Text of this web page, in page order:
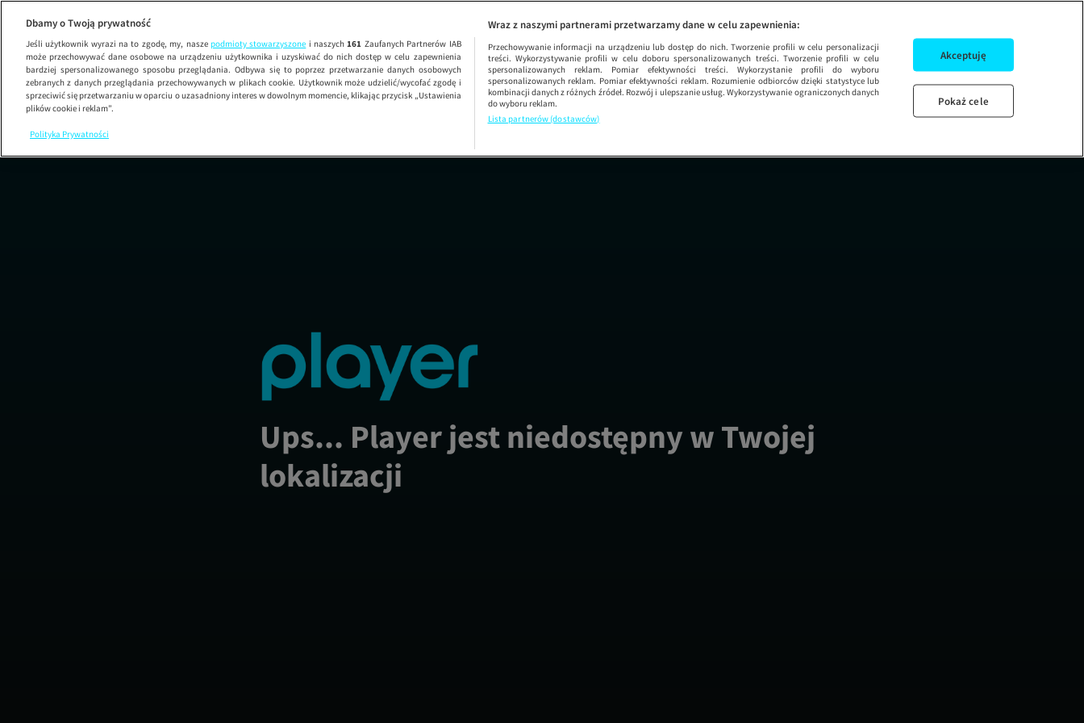
Dzień Dobry TVN
SEZON 46 DZIEŃ DOBRY TVN
Ups... Player jest niedostępny w Twojej
lokalizacji
Dbamy o Twoją prywatność
Jeśli użytkownik wyrazi na to zgodę, my, nasze podmioty stowarzyszone i naszych161 Zaufanych Partnerów IAB
może przechowywać dane osobowe na urządzeniu użytkownika i uzyskiwać do nich dostęp w celu zapewnienia
bardziej spersonalizowanego sposobu przeglądania. Odbywa się to poprzez przetwarzanie danych osobowych
zebranych z danych przeglądania przechowywanych w plikach cookie. Użytkownik może udzielić/wycofać zgodę i
sprzeciwić się przetwarzaniu w oparciu o uzasadniony interes w dowolnym momencie, klikając przycisk „Ustawienia
plików cookie i reklam”.
Polityka Prywatności
Wraz z naszymi partnerami przetwarzamy dane w celu zapewnienia:
Przechowywanie informacji na urządzeniu lub dostęp do nich. Tworzenie profili w celu personalizacji
treści. Wykorzystywanie profili w celu doboru spersonalizowanych treści. Tworzenie profili w celu
spersonalizowanych reklam. Pomiar efektywności treści. Wykorzystanie profili do wyboru
spersonalizowanych reklam. Pomiar efektywności reklam. Rozumienie odbiorców dzięki statystyce lub
kombinacji danych z różnych źródeł. Rozwój i ulepszanie usług. Wykorzystywanie ograniczonych danych
do wyboru reklam.
Lista partnerów (dostawców)
Akceptuję
Pokaż cele